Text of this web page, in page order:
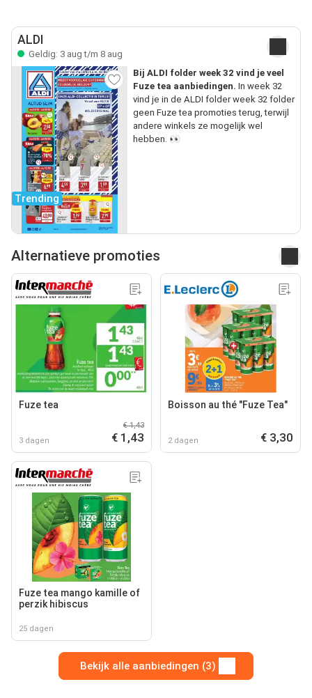
ALDI
Geldig: 3 aug t/m 8 aug
Trending
Bij ALDI folder week 32 vind je veel
Fuze tea aanbiedingen. In week 32
vind je in de ALDI folder week 32 folder
geen Fuze tea promoties terug, terwijl
andere winkels ze mogelijk wel
hebben. 👀
Alternatieve promoties
Fuze tea
3 dagen
€ 1,43
€ 1,43
Boisson au thé "Fuze Tea"
2 dagen € 3,30
Fuze tea mango kamille of
perzik hibiscus
25 dagen
Bekijk alle aanbiedingen (3)